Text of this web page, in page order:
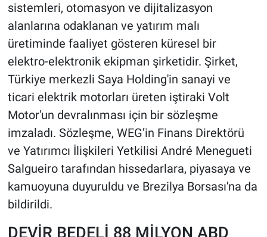
sistemleri, otomasyon ve dijitalizasyon
alanlarına odaklanan ve yatırım malı
üretiminde faaliyet gösteren küresel bir
elektro-elektronik ekipman şirketidir. Şirket,
Türkiye merkezli Saya Holding'in sanayi ve
ticari elektrik motorları üreten iştiraki Volt
Motor'un devralınması için bir sözleşme
imzaladı. Sözleşme, WEG’in Finans Direktörü
ve Yatırımcı İlişkileri Yetkilisi André Menegueti
Salgueiro tarafından hissedarlara, piyasaya ve
kamuoyuna duyuruldu ve Brezilya Borsası'na da
bildirildi.
DEVİR BEDELİ 88 MİLYON ABD